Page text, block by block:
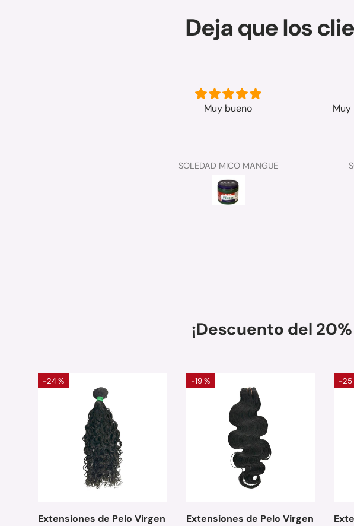
Deja que los
Muy bueno
SOLEDAD MICO MANGUE
Muy
¡Descuento del
-24 %
Extensiones de Pelo Virgen
-19 %
Extensiones de Pelo Virgen
-25